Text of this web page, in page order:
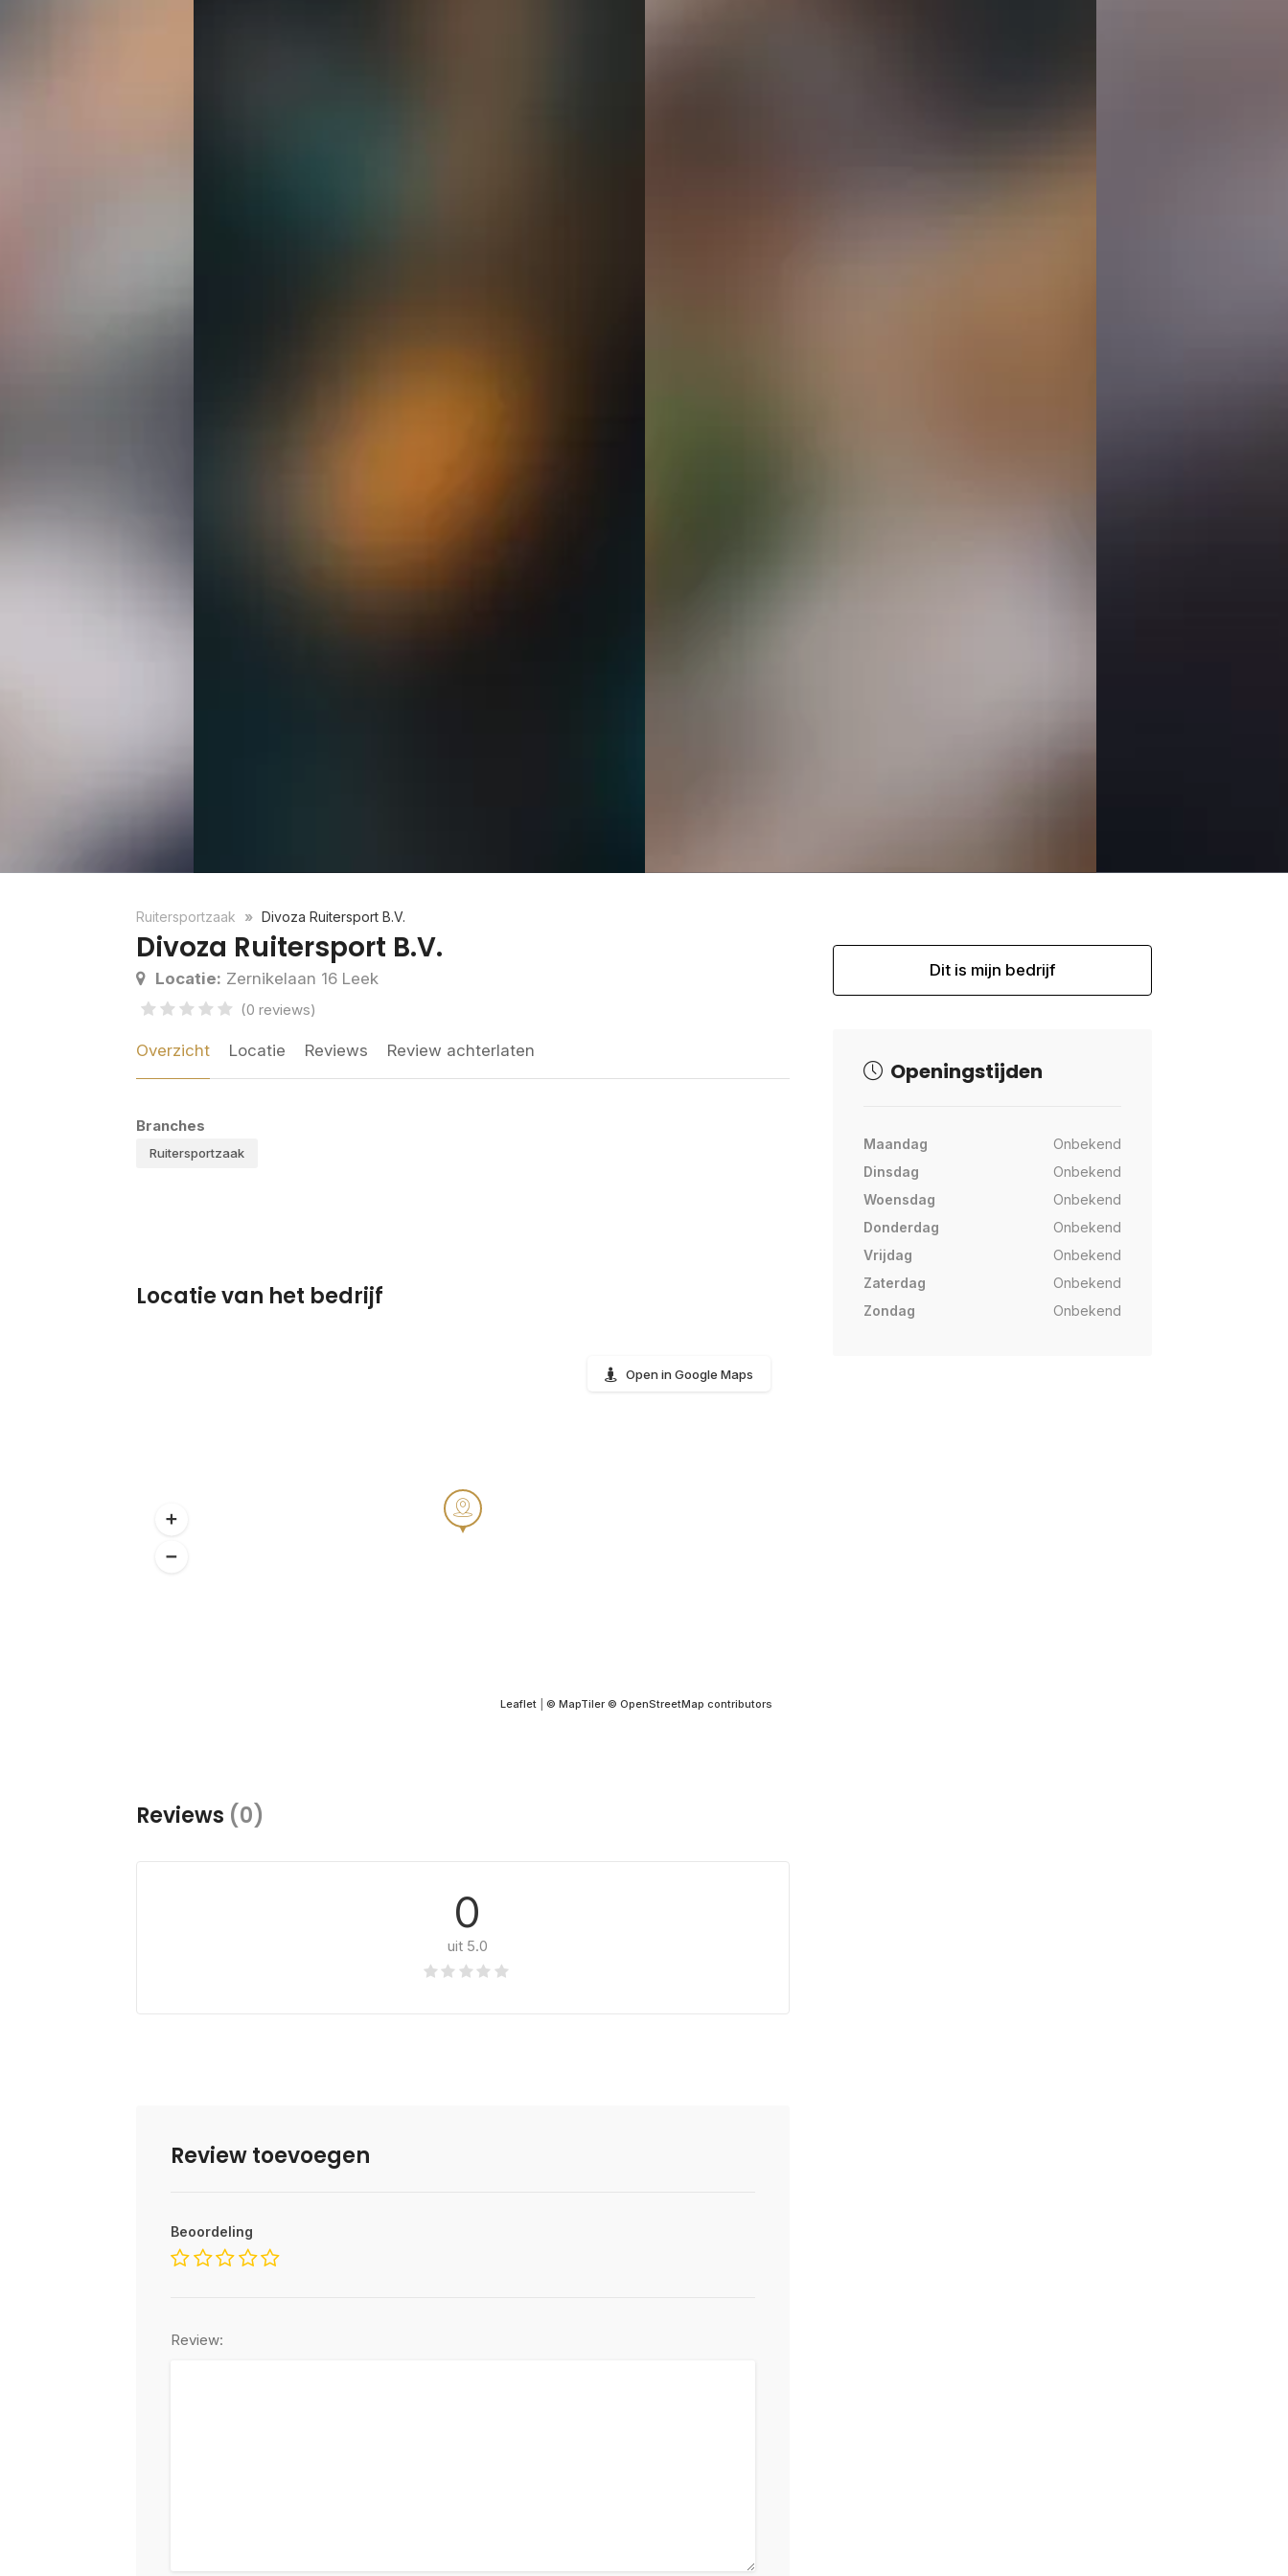
Ruitersportzaak Divoza Ruitersport B.V.
Divoza Ruitersport B.V.
Locatie: Zernikelaan 16 Leek
(0 reviews)
Overzicht Locatie Reviews Review achterlaten
Branches
Ruitersportzaak
Locatie van het bedrijf
Leaflet| © MapTiler © OpenStreetMap contributors
Open in Google Maps
Reviews (0)
0
uit 5.0
Review toevoegen
Beoordeling
Review:
Dit is mijn bedrijf
Openingstijden
Maandag
Onbekend
Dinsdag
Onbekend
Woensdag
Onbekend
Donderdag
Onbekend
Vrijdag
Onbekend
Zaterdag
Onbekend
Zondag
Onbekend